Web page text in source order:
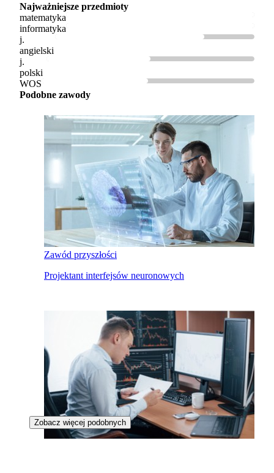
Najważniejsze przedmioty
matematyka
informatyka
j.
angielski
j.
polski
WOS
Podobne zawody
Zawód przyszłości
Projektant interfejsów neuronowych
Zobacz więcej podobnych